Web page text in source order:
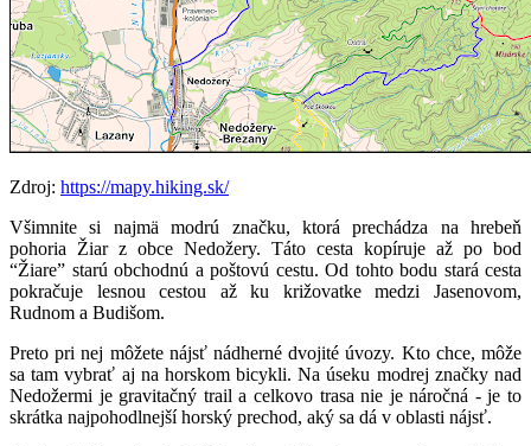
Zdroj: https://mapy.hiking.sk/
Všimnite si najmä modrú značku, ktorá prechádza na hrebeň
pohoria Žiar z obce Nedožery. Táto cesta kopíruje až po bod
“Žiare” starú obchodnú a poštovú cestu. Od tohto bodu stará cesta
pokračuje lesnou cestou až ku križovatke medzi Jasenovom,
Rudnom a Budišom.
Preto pri nej môžete nájsť nádherné dvojité úvozy. Kto chce, môže
sa tam vybrať aj na horskom bicykli. Na úseku modrej značky nad
Nedožermi je gravitačný trail a celkovo trasa nie je náročná - je to
skrátka najpohodlnejší horský prechod, aký sa dá v oblasti nájsť.